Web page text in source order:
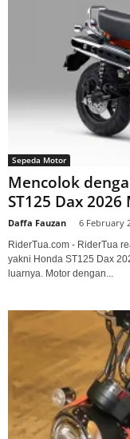
Sepeda Motor
Mencolok
ST125 Dax
Daffa Fauzan 6 February
RiderTua.com - RiderTua
yakni Honda ST125 Dax
luarnya. Motor dengan...